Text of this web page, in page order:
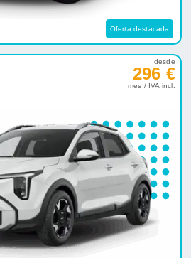
Oferta destacada
desde
296 €
mes / IVA incl.